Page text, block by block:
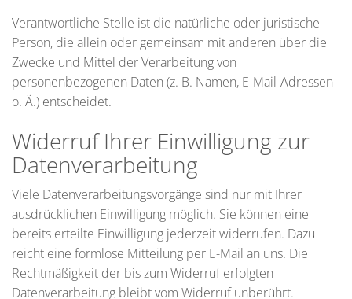
Verantwortliche Stelle ist die natürliche oder juristische
Person, die allein oder gemeinsam mit anderen über die
Zwecke und Mittel der Verarbeitung von
personenbezogenen Daten (z. B. Namen, E-Mail-Adressen
o. Ä.) entscheidet.
Widerruf Ihrer Einwilligung zur
Datenverarbeitung
Viele Datenverarbeitungsvorgänge sind nur mit Ihrer
ausdrücklichen Einwilligung möglich. Sie können eine
bereits erteilte Einwilligung jederzeit widerrufen. Dazu
reicht eine formlose Mitteilung per E-Mail an uns. Die
Rechtmäßigkeit der bis zum Widerruf erfolgten
Datenverarbeitung bleibt vom Widerruf unberührt.